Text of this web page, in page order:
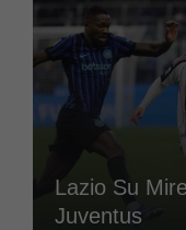
Lazio Su
Juventus